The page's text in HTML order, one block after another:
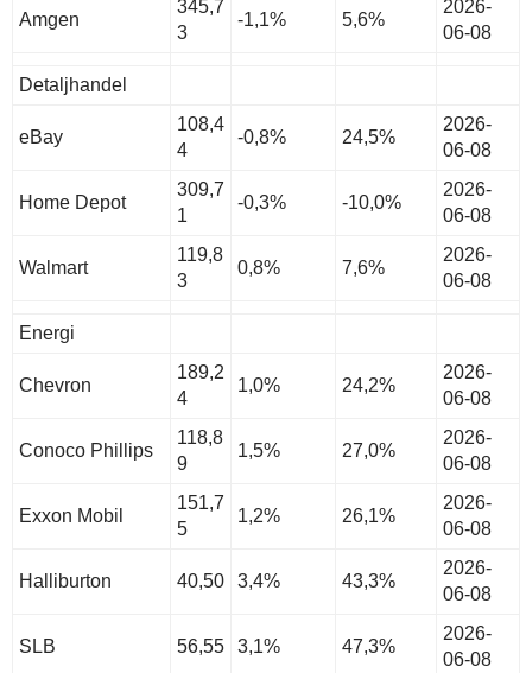
Amgen
345,7
3
-1,1% 5,6%
2026-
06-08
Detaljhandel
eBay
108,4
4
-0,8% 24,5%
2026-
06-08
Home Depot
309,7
1
-0,3% -10,0%
2026-
06-08
Walmart
119,8
3
0,8% 7,6%
2026-
06-08
Energi
Chevron
189,2
4
1,0% 24,2%
2026-
06-08
Conoco Phillips
118,8
9
1,5% 27,0%
2026-
06-08
Exxon Mobil
151,7
5
1,2% 26,1%
2026-
06-08
Halliburton 40,50 3,4% 43,3%
2026-
06-08
SLB 56,55 3,1% 47,3%
2026-
06-08